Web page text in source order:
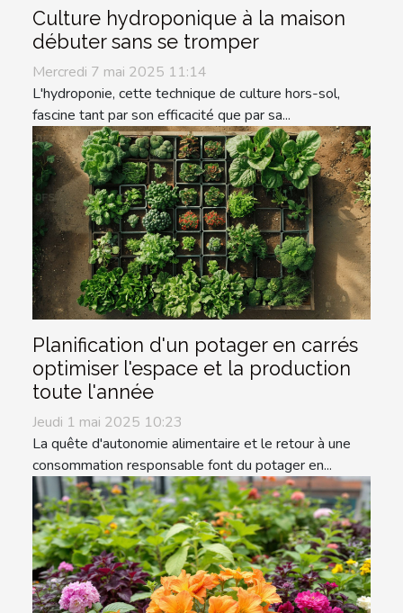
Culture hydroponique à la maison
débuter sans se tromper
Mercredi 7 mai 2025 11:14
L'hydroponie, cette technique de culture hors-sol,
fascine tant par son efficacité que par sa...
Planification d'un potager en carrés
optimiser l'espace et la production
toute l'année
Jeudi 1 mai 2025 10:23
La quête d'autonomie alimentaire et le retour à une
consommation responsable font du potager en...